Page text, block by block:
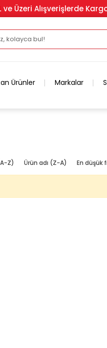
ve Üzeri Alışverişlerde
Ürünler Markalar
Z) Ürün adı (Z-A) En düşük